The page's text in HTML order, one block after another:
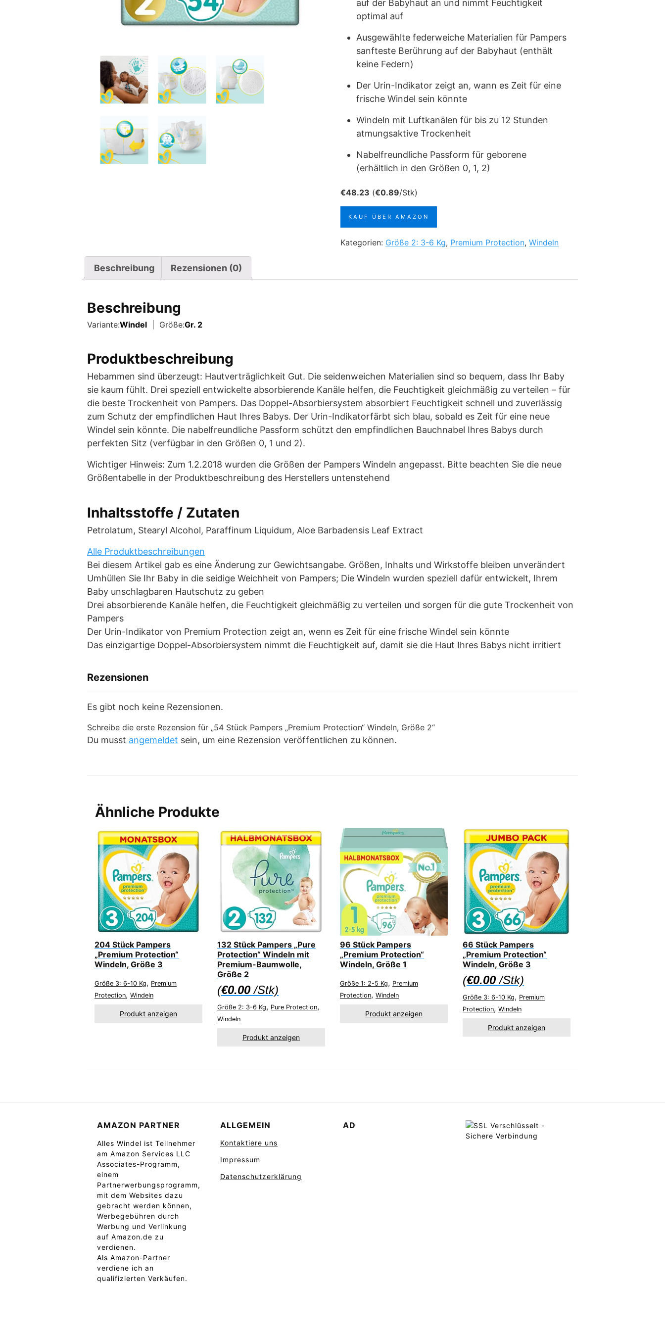
auf der Babyhaut an und nimmt Feuchtigkeit
optimal auf
Ausgewählte federweiche Materialien für Pampers
sanfteste Berührung auf der Babyhaut (enthält
keine Federn)
Der Urin-Indikator zeigt an, wann es Zeit für eine
frische Windel sein könnte
Windeln mit Luftkanälen für bis zu 12 Stunden
atmungsaktive Trockenheit
Nabelfreundliche Passform für geborene
(erhältlich in den Größen 0, 1, 2)
€48.23 (€0.89/Stk)
KAUF ÜBER AMAZON
Kategorien: Größe 2: 3-6 Kg, Premium Protection, Windeln
Beschreibung Rezensionen (0)
Beschreibung
Variante:Windel | Größe:Gr. 2
Produktbeschreibung
Hebammen sind überzeugt: Hautverträglichkeit Gut. Die seidenweichen Materialien sind so bequem, dass Ihr Baby
sie kaum fühlt. Drei speziell entwickelte absorbierende Kanäle helfen, die Feuchtigkeit gleichmäßig zu verteilen – für
die beste Trockenheit von Pampers. Das Doppel-Absorbiersystem absorbiert Feuchtigkeit schnell und zuverlässig
zum Schutz der empfindlichen Haut Ihres Babys. Der Urin-Indikatorfärbt sich blau, sobald es Zeit für eine neue
Windel sein könnte. Die nabelfreundliche Passform schützt den empfindlichen Bauchnabel Ihres Babys durch
perfekten Sitz (verfügbar in den Größen 0, 1 und 2).
Wichtiger Hinweis: Zum 1.2.2018 wurden die Größen der Pampers Windeln angepasst. Bitte beachten Sie die neue
Größentabelle in der Produktbeschreibung des Herstellers untenstehend
Inhaltsstoffe / Zutaten
Petrolatum, Stearyl Alcohol, Paraffinum Liquidum, Aloe Barbadensis Leaf Extract
Alle Produktbeschreibungen
Bei diesem Artikel gab es eine Änderung zur Gewichtsangabe. Größen, Inhalts und Wirkstoffe bleiben unverändert
Umhüllen Sie Ihr Baby in die seidige Weichheit von Pampers; Die Windeln wurden speziell dafür entwickelt, Ihrem
Baby unschlagbaren Hautschutz zu geben
Drei absorbierende Kanäle helfen, die Feuchtigkeit gleichmäßig zu verteilen und sorgen für die gute Trockenheit von
Pampers
Der Urin-Indikator von Premium Protection zeigt an, wenn es Zeit für eine frische Windel sein könnte
Das einzigartige Doppel-Absorbiersystem nimmt die Feuchtigkeit auf, damit sie die Haut Ihres Babys nicht irritiert
Rezensionen
Es gibt noch keine Rezensionen.
Schreibe die erste Rezension für „54 Stück Pampers „Premium Protection“ Windeln, Größe 2“
Du musst angemeldet sein, um eine Rezension veröffentlichen zu können.
Ähnliche Produkte
204 Stück Pampers
„Premium Protection“
Windeln, Größe 3
Größe 3: 6-10 Kg, Premium
Protection, Windeln
Produkt anzeigen
132 Stück Pampers „Pure
Protection“ Windeln mit
Premium-Baumwolle,
Größe 2
(€0.00 /Stk)
Größe 2: 3-6 Kg, Pure Protection,
Windeln
Produkt anzeigen
96 Stück Pampers
„Premium Protection“
Windeln, Größe 1
Größe 1: 2-5 Kg, Premium
Protection, Windeln
Produkt anzeigen
66 Stück Pampers
„Premium Protection“
Windeln, Größe 3
(€0.00 /Stk)
Größe 3: 6-10 Kg, Premium
Protection, Windeln
Produkt anzeigen
AMAZON PARTNER
Alles Windel ist Teilnehmer
am Amazon Services LLC
Associates-Programm,
einem
Partnerwerbungsprogramm,
mit dem Websites dazu
gebracht werden können,
Werbegebühren durch
Werbung und Verlinkung
auf Amazon.de zu
verdienen.
Als Amazon-Partner
verdiene ich an
qualifizierten Verkäufen.
ALLGEMEIN
Kontaktiere uns
Impressum
Datenschutzerklärung
AD